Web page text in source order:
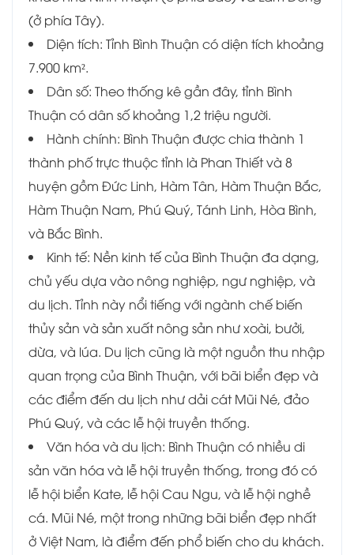
(ở phía Tây).
Diện tích: Tỉnh Bình Thuận có diện tích khoảng
7.900 km².
Dân số: Theo thống kê gần đây, tỉnh Bình
Thuận có dân số khoảng 1,2 triệu người.
Hành chính: Bình Thuận được chia thành 1
thành phố trực thuộc tỉnh là Phan Thiết và 8
huyện gồm Đức Linh, Hàm Tân, Hàm Thuận Bắc,
Hàm Thuận Nam, Phú Quý, Tánh Linh, Hòa Bình,
và Bắc Bình.
Kinh tế: Nền kinh tế của Bình Thuận đa dạng,
chủ yếu dựa vào nông nghiệp, ngư nghiệp, và
du lịch. Tỉnh này nổi tiếng với ngành chế biến
thủy sản và sản xuất nông sản như xoài, bưởi,
dừa, và lúa. Du lịch cũng là một nguồn thu nhập
quan trọng của Bình Thuận, với bãi biển đẹp và
các điểm đến du lịch như dải cát Mũi Né, đảo
Phú Quý, và các lễ hội truyền thống.
Văn hóa và du lịch: Bình Thuận có nhiều di
sản văn hóa và lễ hội truyền thống, trong đó có
lễ hội biển Kate, lễ hội Cau Ngu, và lễ hội nghề
cá. Mũi Né, một trong những bãi biển đẹp nhất
ở Việt Nam, là điểm đến phổ biến cho du khách.